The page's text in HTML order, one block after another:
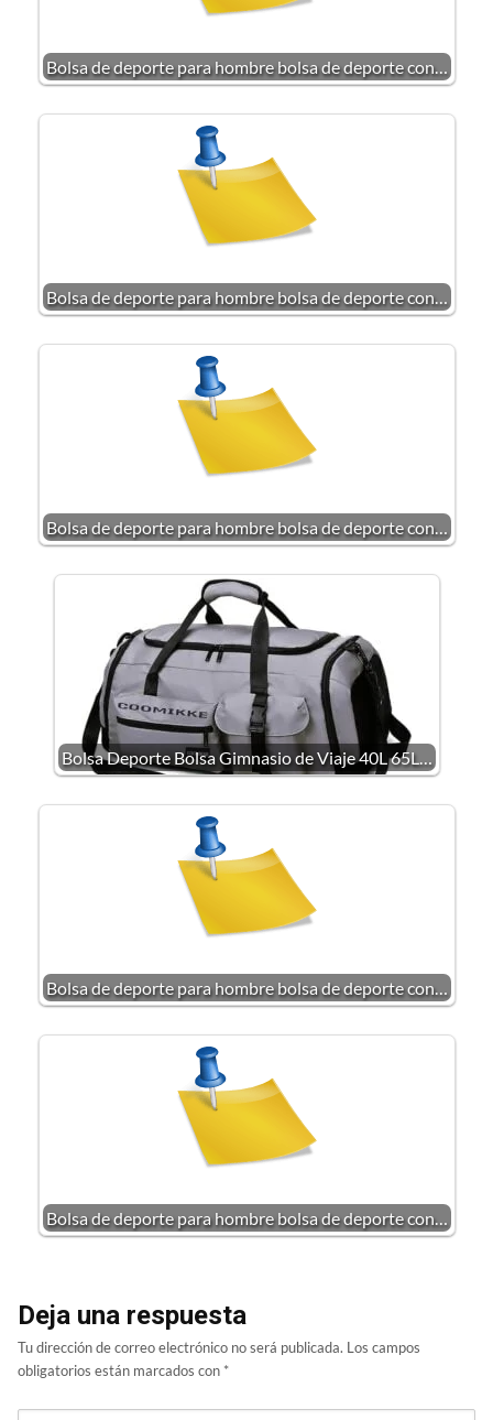
Bolsa de deporte para hombre bolsa de deporte con…
Bolsa de deporte para hombre bolsa de deporte con…
Bolsa de deporte para hombre bolsa de deporte con…
Bolsa Deporte Bolsa Gimnasio de Viaje 40L 65L…
Bolsa de deporte para hombre bolsa de deporte con…
Bolsa de deporte para hombre bolsa de deporte con…
Deja una respuesta
Tu dirección de correo electrónico no será publicada. Los campos
obligatorios están marcados con *